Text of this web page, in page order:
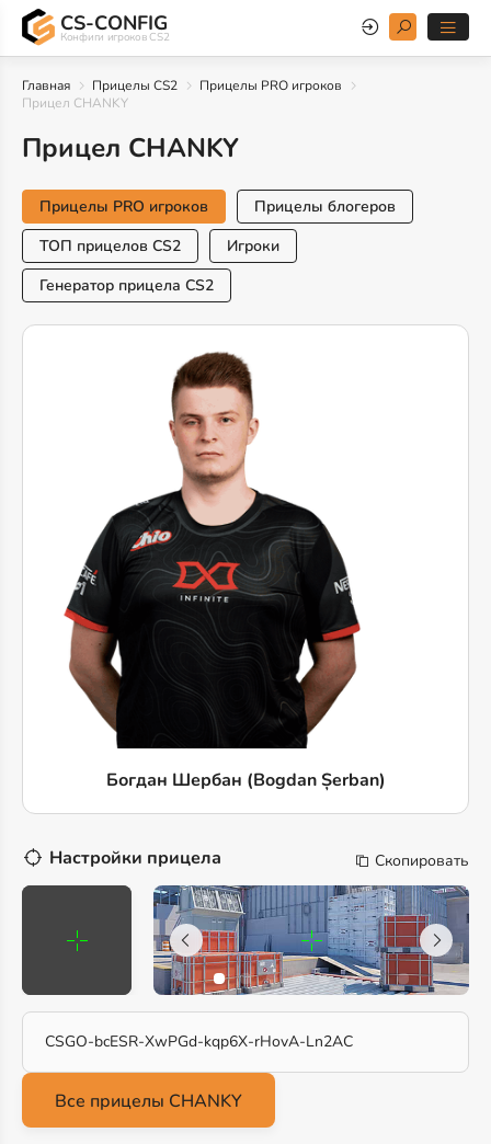
CS-CONFIG
Конфиги игроков CS2
Главная Прицелы CS2
Прицелы PRO игроков
Прицел CHANKY
Прицел CHANKY
Прицелы PRO игроков
Прицелы блогеров
ТОП прицелов CS2
Игроки
Генератор прицела CS2
Богдан Шербан (Bogdan Șerban)
Настройки прицела Скопировать
CSGO-bcESR-XwPGd-kqp6X-rHovA-Ln2AC